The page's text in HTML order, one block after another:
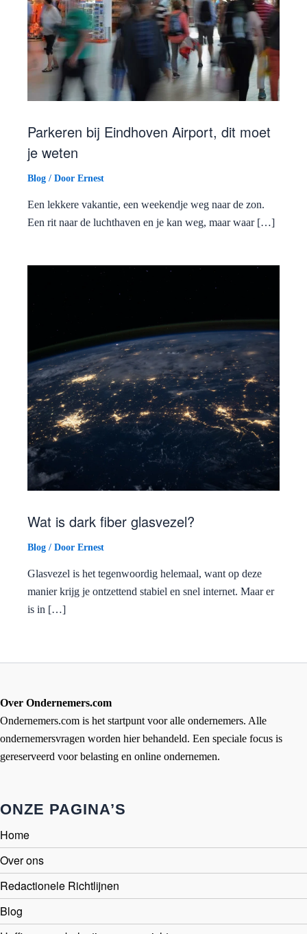
Parkeren bij Eindhoven Airport, dit moet
je weten
Blog / Door Ernest
Een lekkere vakantie, een weekendje weg naar de zon.
Een rit naar de luchthaven en je kan weg, maar waar […]
Wat is dark fiber glasvezel?
Blog / Door Ernest
Glasvezel is het tegenwoordig helemaal, want op deze
manier krijg je ontzettend stabiel en snel internet. Maar er
is in […]
Over Ondernemers.com
Ondernemers.com is het startpunt voor alle ondernemers. Alle
ondernemersvragen worden hier behandeld. Een speciale focus is
gereserveerd voor belasting en online ondernemen.
ONZE PAGINA’S
Home
Over ons
Redactionele Richtlijnen
Blog